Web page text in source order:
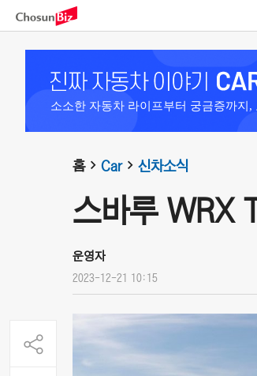
소소한 자동차 라이프부터 궁금증까지
홈 Car 신차소식
스바루 WRX
운영자
2023-12-21 10:15